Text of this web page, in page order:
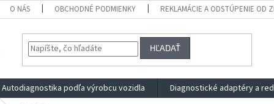
O NÁS OBCHODNÉ PODMIENKY REKLAMÁCIE A ODSTÚPENIE OD
HĽADAŤ
Autodiagnostika podľa výrobcu vozidla Diagnostické adaptéry a